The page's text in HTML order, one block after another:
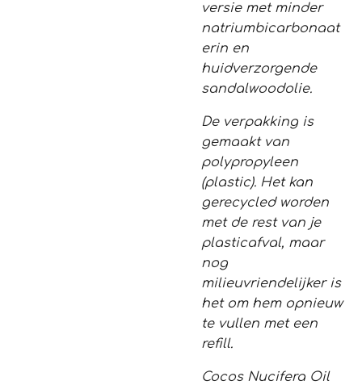
versie met minder
natriumbicarbonaat
erin en
huidverzorgende
sandalwoodolie.
De verpakking is
gemaakt van
polypropyleen
(plastic). Het kan
gerecycled worden
met de rest van je
plasticafval, maar
nog
milieuvriendelijker is
het om hem opnieuw
te vullen met een
refill.
Cocos Nucifera Oil